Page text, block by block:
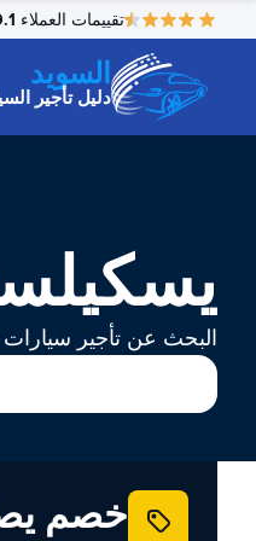
تقييمات العملاء
السويد
دليل تأجير
البحث عن تأجير